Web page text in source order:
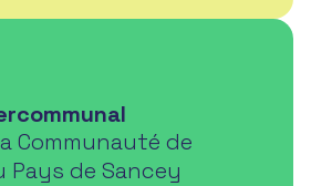
Communauté de
Pays de Sancey